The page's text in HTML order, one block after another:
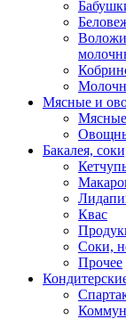
Мясные и
Бакалея,
Квас
Соки,
Прочее